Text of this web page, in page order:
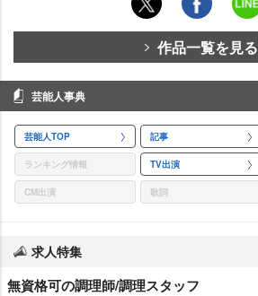
作品一覧を見る
芸能人事典
芸能人TOP 記事
ランキング情報 TV出演
CM出演 歌詞
求人特集
無資格可の調理師/調理スタッフ